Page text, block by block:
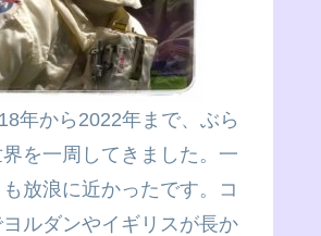
年から2022年まで、ぶら
を一周してきました。一
放浪に近かったです。コ
ルダンやイギリスが長か